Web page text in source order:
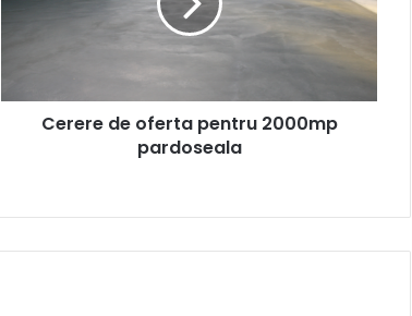
Cerere de oferta pentru 2000mp
pardoseala